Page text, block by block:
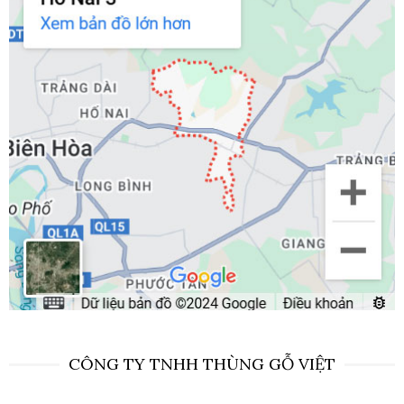
CÔNG TY TNHH THÙNG GỖ VIỆT